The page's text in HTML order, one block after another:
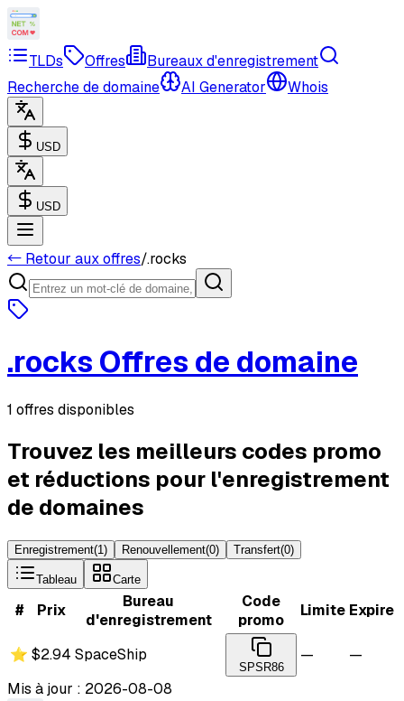
TLDs Offres
Bureaux d'enregistrement
Recherche de domaine
AI Generator Whois
USD
USD
← Retour aux offres/.rocks
.rocks Offres de domaine
1 offres disponibles
Trouvez les meilleurs codes promo
et réductions pour l'enregistrement
de domaines
Enregistrement(1) Renouvellement(0) Transfert(0)
Tableau Carte
# Prix
Bureau
d'enregistrement
Code
promo
Limite Expire
⭐ $2.94 SpaceShip
SPSR86
—
—
Mis à jour : 2026-08-08